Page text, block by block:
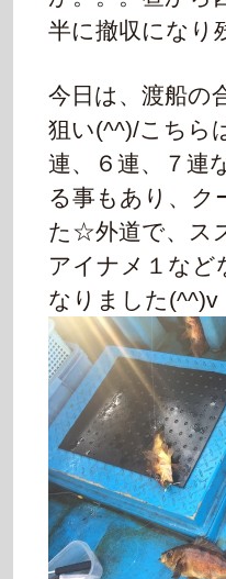
半に撤収になり
今日は、渡船の
狙い(^^)/こちら
連、６連、７連
る事もあり、ク
た☆外道で、ス
アイナメ１など
なりました(^^)v